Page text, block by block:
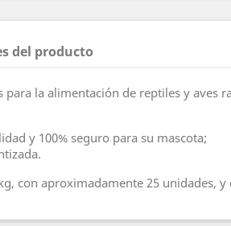
del producto
la alimentación de reptiles y aves
y 100% seguro para su mascota;
con aproximadamente 25 unidades,